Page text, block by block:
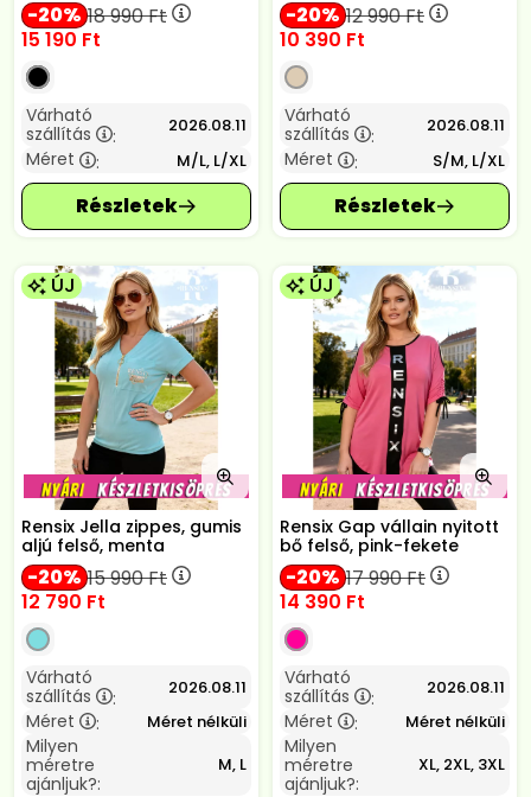
20 18 990Ft
15 190 Ft
Várható
szállítás
: 2026.08.11
Méret : M/L, L/XL
20 12 990Ft
10 390 Ft
Várható
szállítás
: 2026.08.11
Méret : S/M, L/XL
ÚJ
Rensix Jella zippes, gumis
aljú felső, menta
20 15 990Ft
12 790 Ft
Várható
szállítás
: 2026.08.11
Méret : Méret nélküli
Milyen
méretre
ajánljuk?:
M, L
ÚJ
Rensix Gap vállain nyitott
bő felső, pink-fekete
20 17 990Ft
14 390 Ft
Várható
szállítás
: 2026.08.11
Méret : Méret nélküli
Milyen
méretre
ajánljuk?:
XL, 2XL, 3XL